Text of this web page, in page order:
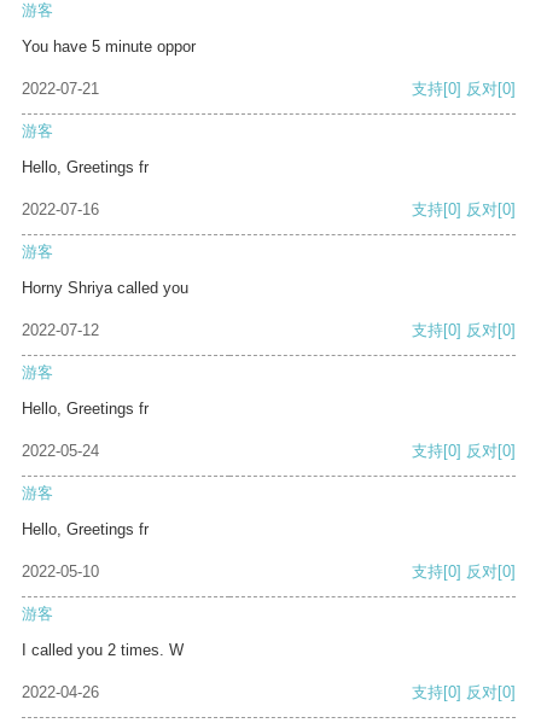
游客
You have 5 minute oppor
2022-07-21 支持[0] 反对[0]
游客
Hello, Greetings fr
2022-07-16 支持[0] 反对[0]
游客
Horny Shriya called you
2022-07-12 支持[0] 反对[0]
游客
Hello, Greetings fr
2022-05-24 支持[0] 反对[0]
游客
Hello, Greetings fr
2022-05-10 支持[0] 反对[0]
游客
I called you 2 times. W
2022-04-26 支持[0] 反对[0]